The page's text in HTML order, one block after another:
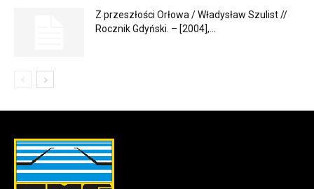
Z przeszłości Orłowa / Władysław Szulist //
Rocznik Gdyński. – [2004],...